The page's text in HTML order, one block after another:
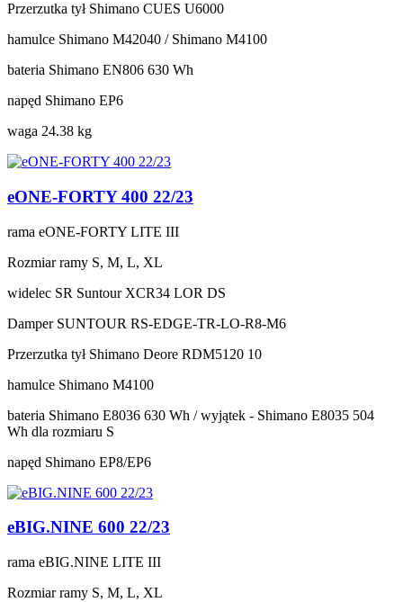
Przerzutka tył Shimano CUES U6000
hamulce Shimano M42040 / Shimano M4100
bateria Shimano EN806 630 Wh
napęd Shimano EP6
waga 24.38 kg
eONE-FORTY 400 22/23
rama eONE-FORTY LITE III
Rozmiar ramy S, M, L, XL
widelec SR Suntour XCR34 LOR DS
Damper SUNTOUR RS-EDGE-TR-LO-R8-M6
Przerzutka tył Shimano Deore RDM5120 10
hamulce Shimano M4100
bateria Shimano E8036 630 Wh / wyjątek - Shimano E8035 504
Wh dla rozmiaru S
napęd Shimano EP8/EP6
eBIG.NINE 600 22/23
rama eBIG.NINE LITE III
Rozmiar ramy S, M, L, XL